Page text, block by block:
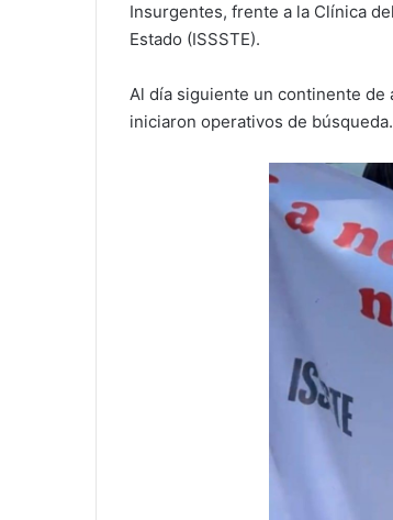
Insurgentes, frente a la Clínica
Estado (ISSSTE).
Al día siguiente un continente
iniciaron operativos de búsqueda.